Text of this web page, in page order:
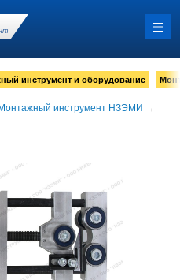
инструмент и оборудование
Монтажный инструмент НЗЭМИ →